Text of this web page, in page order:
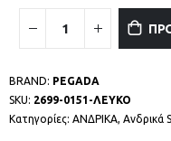
BRAND: PEGADA
SKU: 2699-0151-ΛΕΥΚΟ
Κατηγορίες: ΑΝΔΡΙΚΑ, Ανδρικά